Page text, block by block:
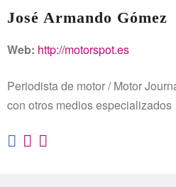
José Armando Gómez
Web: http://motorspot.es
Periodista de motor / Motor
con otros medios especializados